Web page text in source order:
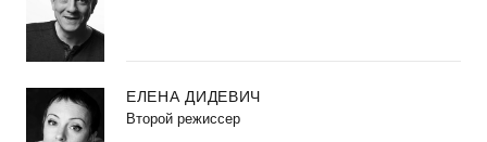
ЕЛЕНА ДИДЕВИЧ
Второй режиссер